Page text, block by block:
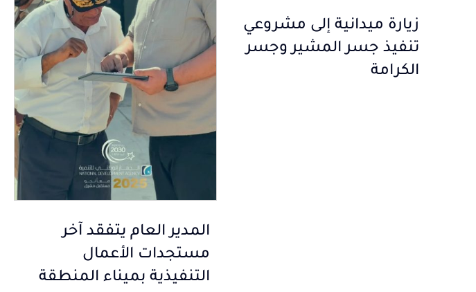
زيارة ميدانية إلى مشروعي
تنفيذ جسر المشير وجسر
الكرامة
المدير العام يتفقد آخر
مستجدات الأعمال
التنفيذية بميناء المنطقة